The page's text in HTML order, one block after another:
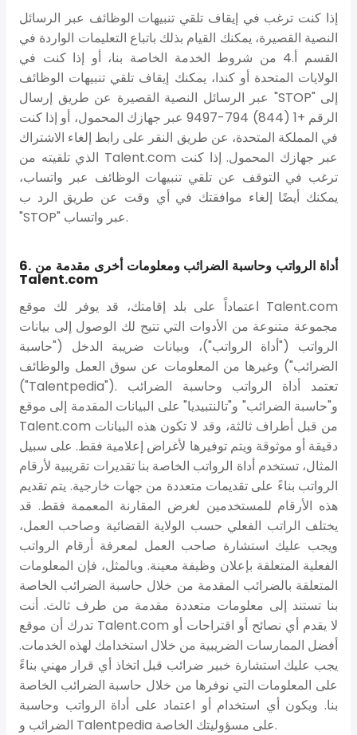
إذا كنت ترغب في إيقاف تلقي تنبيهات الوظائف عبر الرسائل
النصية القصيرة، يمكنك القيام بذلك باتباع التعليمات الواردة في
القسم أ.4 من شروط الخدمة الخاصة بنا، أو إذا كنت في
الولايات المتحدة أو كندا، يمكنك إيقاف تلقي تنبيهات الوظائف
عبر الرسائل النصية القصيرة عن طريق إرسال "STOP" إلى
الرقم +1 (844) 794-9497 عبر جهازك المحمول، أو إذا كنت
في المملكة المتحدة، عن طريق النقر على رابط إلغاء الاشتراك
الذي تلقيته من Talent.com عبر جهازك المحمول. إذا كنت
ترغب في التوقف عن تلقي تنبيهات الوظائف عبر واتساب،
يمكنك أيضًا إلغاء موافقتك في أي وقت عن طريق الرد ب
"STOP" عبر واتساب.
6. أداة الرواتب وحاسبة الضرائب ومعلومات أخرى مقدمة من
Talent.com
اعتماداً على بلد إقامتك، قد يوفر لك موقع Talent.com
مجموعة متنوعة من الأدوات التي تتيح لك الوصول إلى بيانات
الرواتب ("أداة الرواتب")، وبيانات ضريبة الدخل ("حاسبة
الضرائب") وغيرها من المعلومات عن سوق العمل والوظائف
("Talentpedia"). تعتمد أداة الرواتب وحاسبة الضرائب
و"حاسبة الضرائب" و"تالنتبيديا" على البيانات المقدمة إلى موقع
Talent.com من قبل أطراف ثالثة، وقد لا تكون هذه البيانات
دقيقة أو موثوقة ويتم توفيرها لأغراض إعلامية فقط. على سبيل
المثال، تستخدم أداة الرواتب الخاصة بنا تقديرات تقريبية لأرقام
الرواتب بناءً على تقديمات متعددة من جهات خارجية. يتم تقديم
هذه الأرقام للمستخدمين لغرض المقارنة المعممة فقط. قد
يختلف الراتب الفعلي حسب الولاية القضائية وصاحب العمل،
ويجب عليك استشارة صاحب العمل لمعرفة أرقام الرواتب
الفعلية المتعلقة بإعلان وظيفة معينة. وبالمثل، فإن المعلومات
المتعلقة بالضرائب المقدمة من خلال حاسبة الضرائب الخاصة
بنا تستند إلى معلومات متعددة مقدمة من طرف ثالث. أنت
تدرك أن موقع Talent.com لا يقدم أي نصائح أو اقتراحات أو
أفضل الممارسات الضريبية من خلال استخدامك لهذه الخدمات.
يجب عليك استشارة خبير ضرائب قبل اتخاذ أي قرار مهني بناءً
على المعلومات التي نوفرها من خلال حاسبة الضرائب الخاصة
بنا. ويكون أي استخدام أو اعتماد على أداة الرواتب وحاسبة
الضرائب و Talentpedia على مسؤوليتك الخاصة.